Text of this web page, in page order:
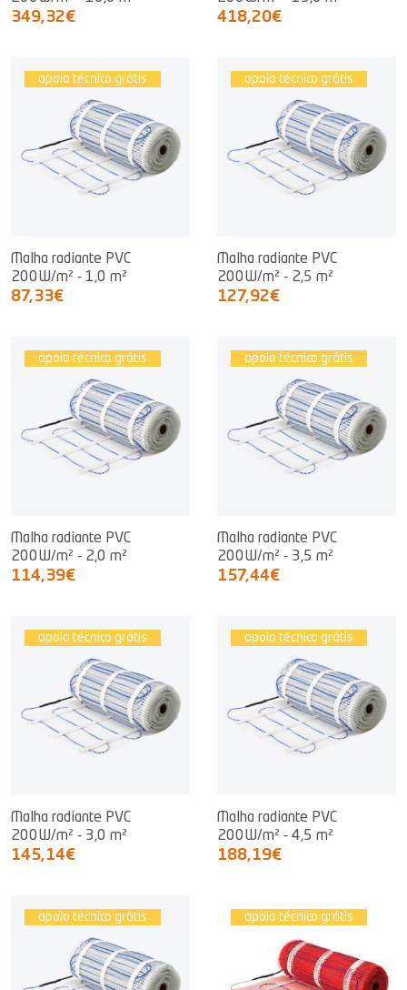
349,32€ 418,20€
apoio técnico grátis
Malha radiante PVC
200W/m² - 1,0 m²
87,33€
apoio técnico grátis
Malha radiante PVC
200W/m² - 2,5 m²
127,92€
apoio técnico grátis
Malha radiante PVC
200W/m² - 2,0 m²
114,39€
apoio técnico grátis
Malha radiante PVC
200W/m² - 3,5 m²
157,44€
apoio técnico grátis
Malha radiante PVC
200W/m² - 3,0 m²
145,14€
apoio técnico grátis
Malha radiante PVC
200W/m² - 4,5 m²
188,19€
apoio técnico grátis apoio técnico grátis